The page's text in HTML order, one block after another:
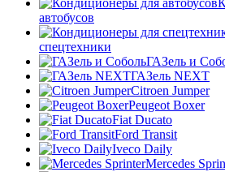
автобусов
спецтехники
ГАЗель и
ГАЗель NEXT
Citroen Jumper
Peugeot Boxer
Fiat Ducato
Ford Transit
Iveco Daily
Mercedes